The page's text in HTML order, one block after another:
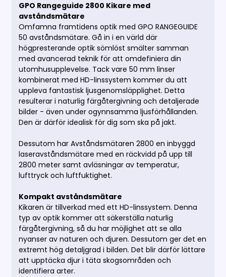
GPO Rangeguide 2800 Kikare med
avståndsmätare
Omfamna framtidens optik med GPO RANGEGUIDE
50 avståndsmätare. Gå in i en värld där
högpresterande optik sömlöst smälter samman
med avancerad teknik för att omdefiniera din
utomhusupplevelse. Tack vare 50 mm linser
kombinerat med HD-linssystem kommer du att
uppleva fantastisk ljusgenomsläpplighet. Detta
resulterar i naturlig färgåtergivning och detaljerade
bilder - även under ogynnsamma ljusförhållanden.
Den är därför idealisk för dig som ska på jakt.
Dessutom har Avståndsmätaren 2800 en inbyggd
laseravståndsmätare med en räckvidd på upp till
2800 meter samt avläsningar av temperatur,
lufttryck och luftfuktighet.
Kompakt avståndsmätare
Kikaren är tillverkad med ett HD-linssystem. Denna
typ av optik kommer att säkerställa naturlig
färgåtergivning, så du har möjlighet att se alla
nyanser av naturen och djuren. Dessutom ger det en
extremt hög detaljgrad i bilden. Det blir därför lättare
att upptäcka djur i täta skogsområden och
identifiera arter.